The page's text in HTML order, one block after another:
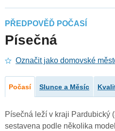
PŘEDPOVĚĎ POČASÍ
Písečná
Označit jako domovské
Počasí Slunce a Měsíc
Písečná leží v kraji Pardubický
sestavena podle několika